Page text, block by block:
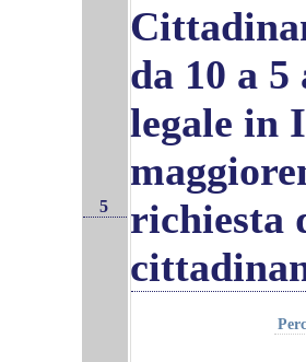
5
da 10 a
legale in
richiesta